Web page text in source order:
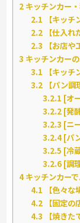
2 キッチンカー
2.1 【キッチ
2.2 【仕入れ
2.3 【お店
3 キッチンカー
3.1 【キッチ
3.2 【パン調
3.2.1 [オ
3.2.2 [発
3.2.3 [ニ
3.2.4[パ
3.2.5 [冷
3.2.6 [調
4キッチンカー
4.1 【色々な
4.2 【固定の
4.3 【焼きた